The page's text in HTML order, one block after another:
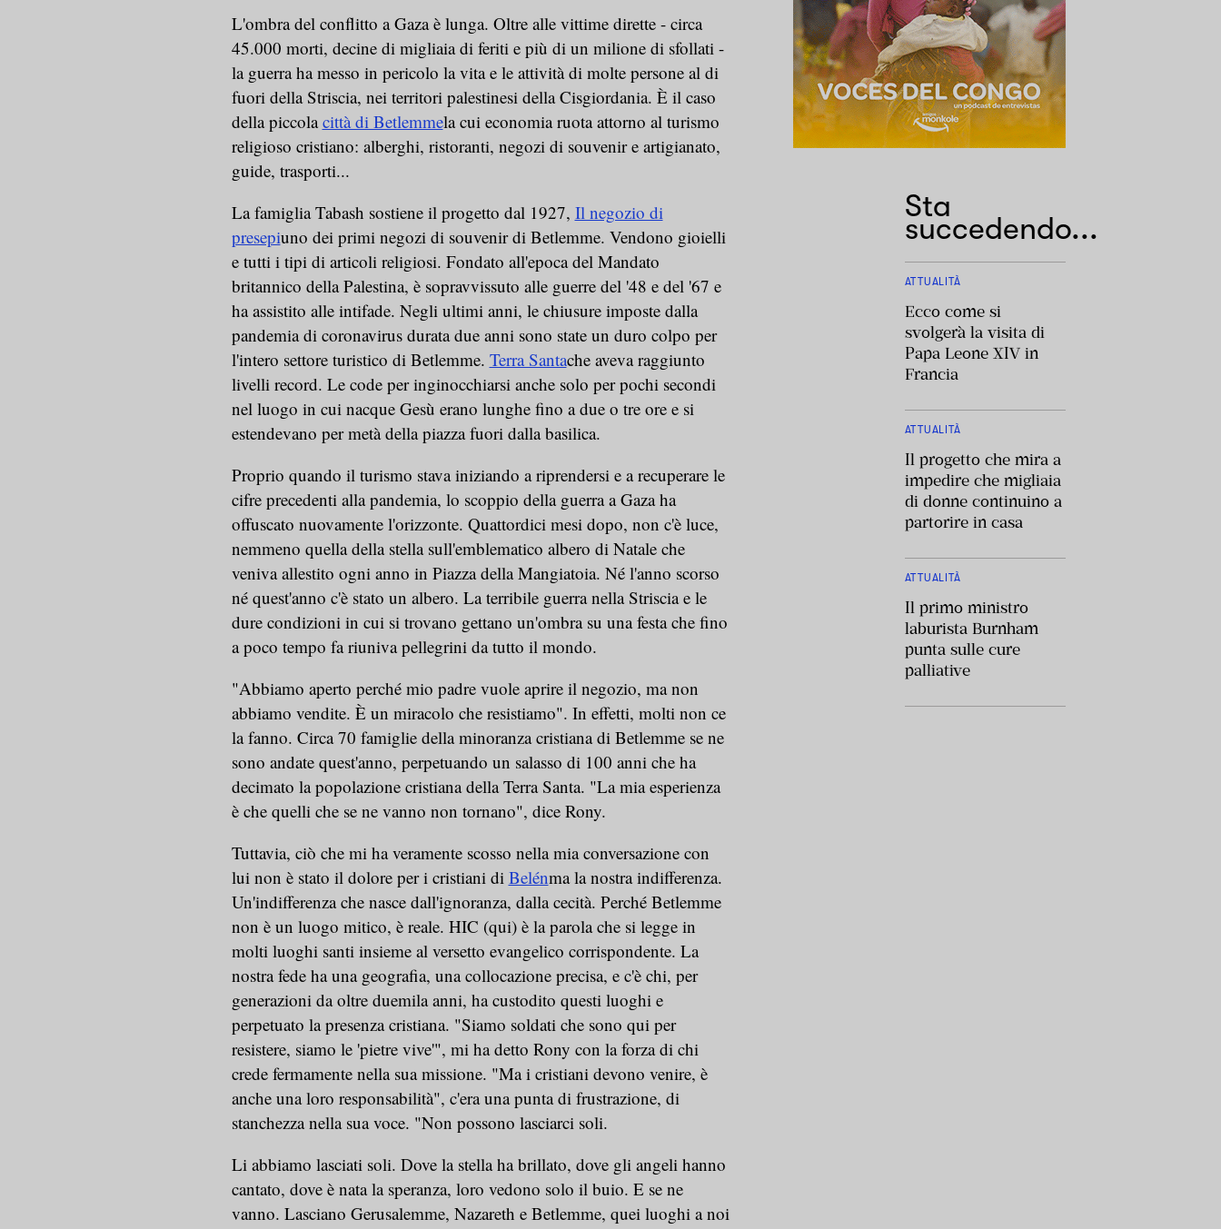
L'ombra del conflitto a Gaza è lunga. Oltre alle vittime dirette - circa
45.000 morti, decine di migliaia di feriti e più di un milione di sfollati -
la guerra ha messo in pericolo la vita e le attività di molte persone al di
fuori della Striscia, nei territori palestinesi della Cisgiordania. È il caso
della piccolacittà di Betlemmela cui economia ruota attorno al turismo
religioso cristiano: alberghi, ristoranti, negozi di souvenir e artigianato,
guide, trasporti...
La famiglia Tabash sostiene il progetto dal 1927, Il negozio di
presepiuno dei primi negozi di souvenir di Betlemme. Vendono gioielli
e tutti i tipi di articoli religiosi. Fondato all'epoca del Mandato
britannico della Palestina, è sopravvissuto alle guerre del '48 e del '67 e
ha assistito alle intifade. Negli ultimi anni, le chiusure imposte dalla
pandemia di coronavirus durata due anni sono state un duro colpo per
l'intero settore turistico di Betlemme. Terra Santache aveva raggiunto
livelli record. Le code per inginocchiarsi anche solo per pochi secondi
nel luogo in cui nacque Gesù erano lunghe fino a due o tre ore e si
estendevano per metà della piazza fuori dalla basilica.
Proprio quando il turismo stava iniziando a riprendersi e a recuperare le
cifre precedenti alla pandemia, lo scoppio della guerra a Gaza ha
offuscato nuovamente l'orizzonte. Quattordici mesi dopo, non c'è luce,
nemmeno quella della stella sull'emblematico albero di Natale che
veniva allestito ogni anno in Piazza della Mangiatoia. Né l'anno scorso
né quest'anno c'è stato un albero. La terribile guerra nella Striscia e le
dure condizioni in cui si trovano gettano un'ombra su una festa che fino
a poco tempo fa riuniva pellegrini da tutto il mondo.
"Abbiamo aperto perché mio padre vuole aprire il negozio, ma non
abbiamo vendite. È un miracolo che resistiamo". In effetti, molti non ce
la fanno. Circa 70 famiglie della minoranza cristiana di Betlemme se ne
sono andate quest'anno, perpetuando un salasso di 100 anni che ha
decimato la popolazione cristiana della Terra Santa. "La mia esperienza
è che quelli che se ne vanno non tornano", dice Rony.
Tuttavia, ciò che mi ha veramente scosso nella mia conversazione con
lui non è stato il dolore per i cristiani di Belénma la nostra indifferenza.
Un'indifferenza che nasce dall'ignoranza, dalla cecità. Perché Betlemme
non è un luogo mitico, è reale. HIC (qui) è la parola che si legge in
molti luoghi santi insieme al versetto evangelico corrispondente. La
nostra fede ha una geografia, una collocazione precisa, e c'è chi, per
generazioni da oltre duemila anni, ha custodito questi luoghi e
perpetuato la presenza cristiana. "Siamo soldati che sono qui per
resistere, siamo le 'pietre vive'", mi ha detto Rony con la forza di chi
crede fermamente nella sua missione. "Ma i cristiani devono venire, è
anche una loro responsabilità", c'era una punta di frustrazione, di
stanchezza nella sua voce. "Non possono lasciarci soli.
Li abbiamo lasciati soli. Dove la stella ha brillato, dove gli angeli hanno
cantato, dove è nata la speranza, loro vedono solo il buio. E se ne
vanno. Lasciano Gerusalemme, Nazareth e Betlemme, quei luoghi a noi
Sta
succedendo...
ATTUALITÀ
Ecco come si
svolgerà la visita di
Papa Leone XIV in
Francia
ATTUALITÀ
Il progetto che mira a
impedire che migliaia
di donne continuino a
partorire in casa
ATTUALITÀ
Il primo ministro
laburista Burnham
punta sulle cure
palliative